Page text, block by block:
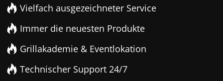
Vielfach ausgezeichneter Service
Immer die neuesten Produkte
Grillakademie & Eventlokation
Technischer Support 24/7